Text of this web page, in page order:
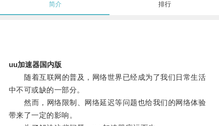
简介 排行
uu加速器国内版
随着互联网的普及，网络世界已经成为了我们日常生活
中不可或缺的一部分。
然而，网络限制、网络延迟等问题也给我们的网络体验
带来了一定的影响。